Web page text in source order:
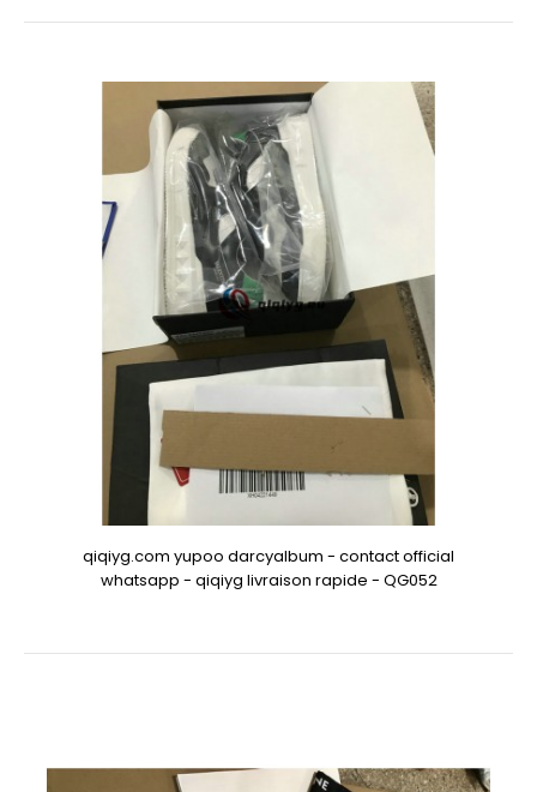
qiqiyg.com yupoo darcyalbum - contact official
whatsapp - qiqiyg livraison rapide - QG052